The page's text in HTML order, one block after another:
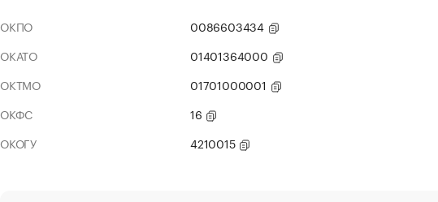
ОКПО
0086603434
ОКАТО
01401364000
ОКТМО
01701000001
ОКФС
16
ОКОГУ
4210015